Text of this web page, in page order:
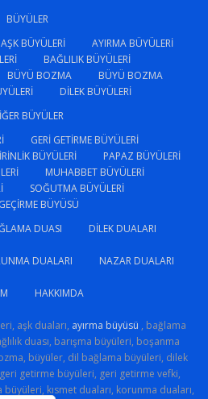
BÜYÜLER
AŞK BÜYÜLERI
AYIRMA BÜYÜLERI
BAĞLILIK BÜYÜLERI
BÜYÜ BOZMA
BÜYÜ BOZMA
DILEK BÜYÜLERI
BÜYÜLER
GERI GETIRME BÜYÜLERI
BÜYÜLERI
PAPAZ BÜYÜLERI
MUHABBET BÜYÜLERI
SOĞUTMA BÜYÜLERI
BÜYÜSÜ
DUASI DILEK DUALARI
DUALARI NAZAR DUALARI
HAKKIMDA
aşk duaları, ayırma büyüsü , bağlama
duası, barışma büyüleri, boşanma
büyüler, dil bağlama büyüleri, dilek
getirme büyüleri, geri getirme vefki,
kısmet duaları, korunma duaları,